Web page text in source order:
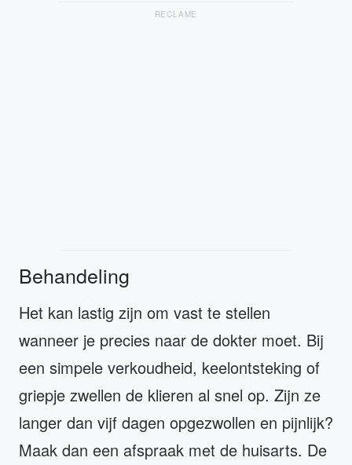
RECLAME
Behandeling
Het kan lastig zijn om vast te stellen
wanneer je precies naar de dokter moet. Bij
een simpele verkoudheid, keelontsteking of
griepje zwellen de klieren al snel op. Zijn ze
langer dan vijf dagen opgezwollen en pijnlijk?
Maak dan een afspraak met de huisarts. De